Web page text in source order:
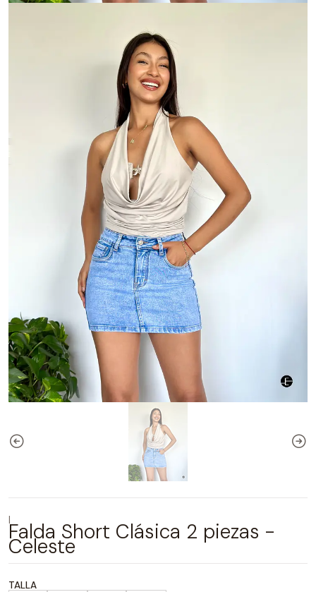
|Falda Short Clásica 2 piezas -
Celeste
TALLA